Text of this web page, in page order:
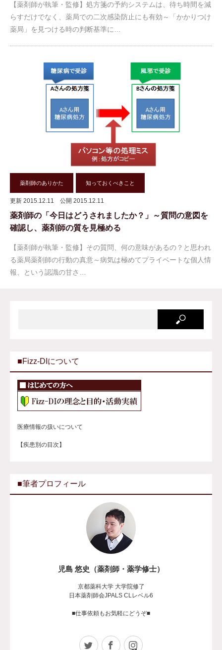
【薬剤師が執筆・監修】処方箋の予約システムは、待ち時間を減
らすだけでなく、薬局での二次感染防止にも有効～「かかりつけ
薬局」を見つける時の判断基準に…
薬剤師のありかた 知っておくべきこと
更新 2015.12.11 公開 2015.12.11
薬剤師の「今日はどうされましたか？」～質問の意図を
確認し、薬剤師の質を見極める
【薬剤師が執筆・監修】その質問、何の意味があるの？と思われ
る薬局薬剤師の行動の真意～病気は極めてプライベートな個人情
報、という認識の甘さ…
■Fizz-DIについて
医療情報の扱いについて
【疾患別の目次】
■筆者プロフィール
児島 悠史（薬剤師・薬学修士）
京都薬科大学 大学院修了
日本薬剤師会JPALS CLレベル6
■仕事依頼もお気軽にどうぞ■
Twitter Facebook